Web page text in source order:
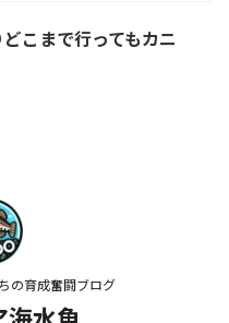
こまで行ってもカニ
の育成奮闘ブログ